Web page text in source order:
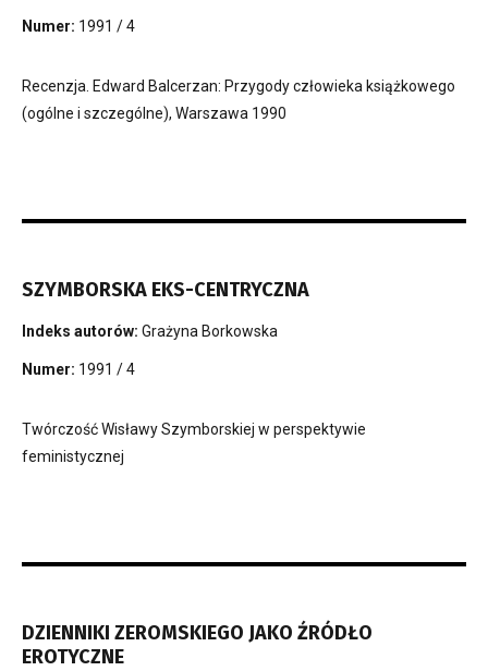
Numer: 1991 / 4
Recenzja. Edward Balcerzan: Przygody człowieka książkowego
(ogólne i szczególne), Warszawa 1990
SZYMBORSKA EKS-CENTRYCZNA
Indeks autorów: Grażyna Borkowska
Numer: 1991 / 4
Twórczość Wisławy Szymborskiej w perspektywie
feministycznej
DZIENNIKI ZEROMSKIEGO JAKO ŹRÓDŁO
EROTYCZNE